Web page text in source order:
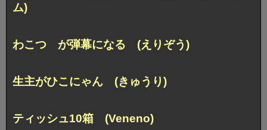
ム)
わこつ が弾幕になる (えりぞう)
生主がひこにゃん (きゅうり)
ティッシュ10箱 (Veneno)